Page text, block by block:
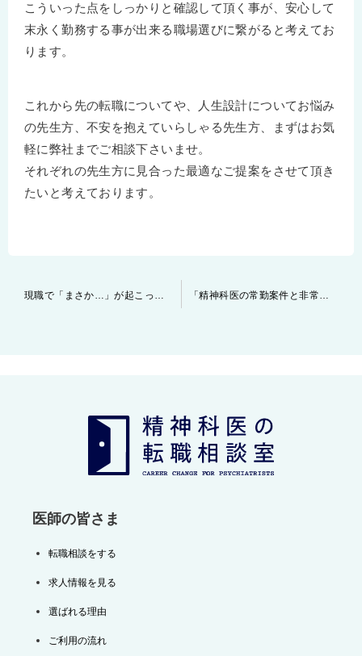
こういった点をしっかりと確認して頂く事が、安心して
末永く勤務する事が出来る職場選びに繋がると考えてお
ります。
これから先の転職についてや、人生設計についてお悩み
の先生方、不安を抱えていらしゃる先生方、まずはお気
軽に弊社までご相談下さいませ。
それぞれの先生方に見合った最適なご提案をさせて頂き
たいと考えております。
現職で「まさか…」が起こった場合 ～～精神科医の勤務事情～～ 「精神科医の常勤案件と非常勤案件」応募できる時期の違いについて
医師の皆さま
転職相談をする
求人情報を見る
選ばれる理由
ご利用の流れ